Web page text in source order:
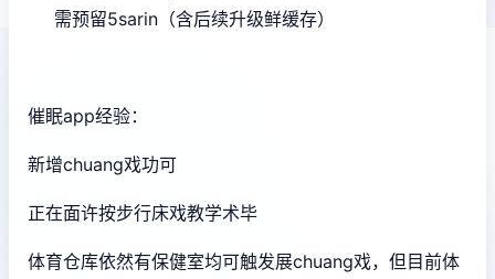
需预留5sarin（含后续升级鲜缓存）
催眠app经验：
新增chuang戏功可
正在面许按步行床戏教学术毕
体育仓库依然有保健室均可触发展chuang戏，但目前体